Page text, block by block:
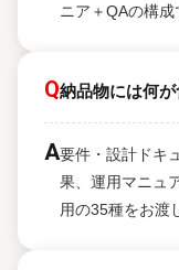
ニア＋QAの構成
Q納品物には何
A要件・設計ドキ
果、運用マニュ
用の35種をお渡